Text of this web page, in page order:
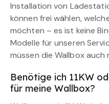
Installation von
können frei wählen,
möchten – es ist keine
Modelle für unseren
müssen die Wallbox auch
Benötige ich 11KW
für meine Wallbox?